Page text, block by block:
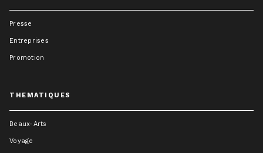
Presse
Entreprises
Promotion
THEMATIQUES
Beaux-Arts
Voyage